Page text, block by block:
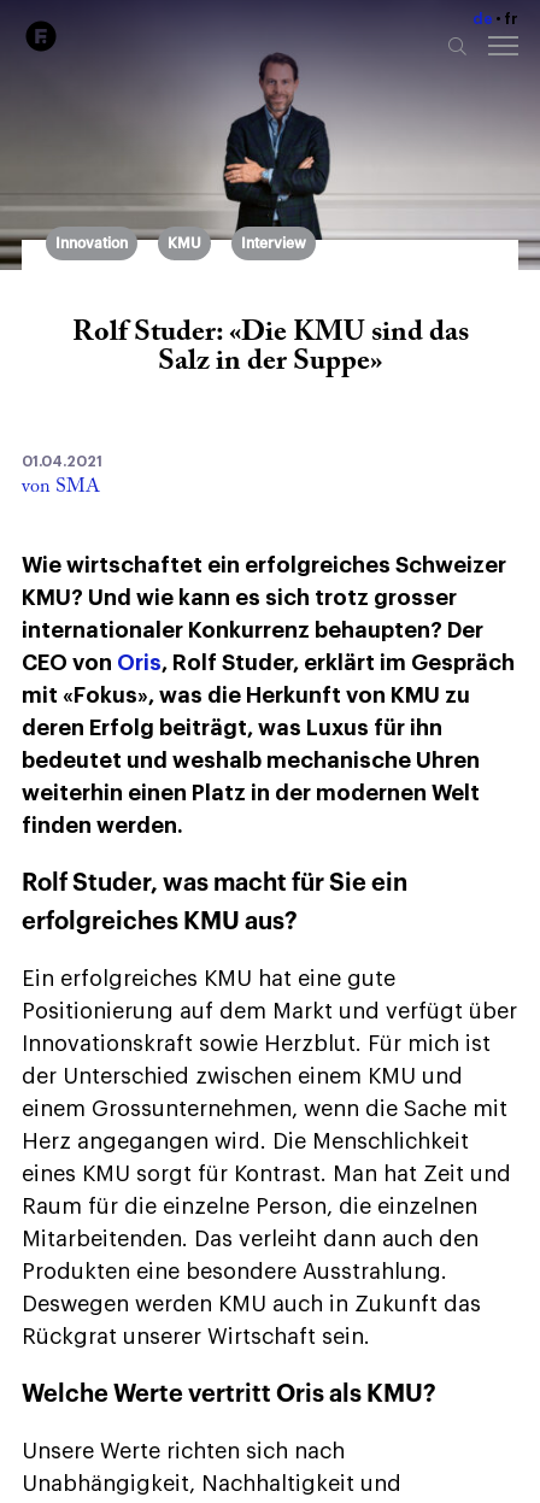
de fr
Innovation KMU Interview
Rolf Studer: «Die KMU sind das
Salz in der Suppe»
01.04.2021
von SMA
Wie wirtschaftet ein erfolgreiches Schweizer
KMU? Und wie kann es sich trotz grosser
internationaler Konkurrenz behaupten? Der
CEO von Oris, Rolf Studer, erklärt im Gespräch
mit «Fokus», was die Herkunft von KMU zu
deren Erfolg beiträgt, was Luxus für ihn
bedeutet und weshalb mechanische Uhren
weiterhin einen Platz in der modernen Welt
finden werden.
Rolf Studer, was macht für Sie ein
erfolgreiches KMU aus?
Ein erfolgreiches KMU hat eine gute
Positionierung auf dem Markt und verfügt über
Innovationskraft sowie Herzblut. Für mich ist
der Unterschied zwischen einem KMU und
einem Grossunternehmen, wenn die Sache mit
Herz angegangen wird. Die Menschlichkeit
eines KMU sorgt für Kontrast. Man hat Zeit und
Raum für die einzelne Person, die einzelnen
Mitarbeitenden. Das verleiht dann auch den
Produkten eine besondere Ausstrahlung.
Deswegen werden KMU auch in Zukunft das
Rückgrat unserer Wirtschaft sein.
Welche Werte vertritt Oris als KMU?
Unsere Werte richten sich nach
Unabhängigkeit, Nachhaltigkeit und